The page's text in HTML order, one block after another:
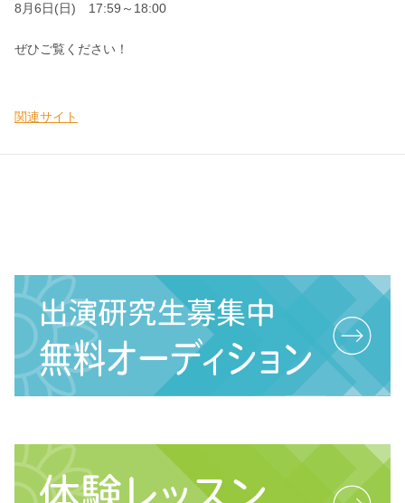
8月6日(日) 17:59～18:00
ぜひご覧ください！
関連サイト